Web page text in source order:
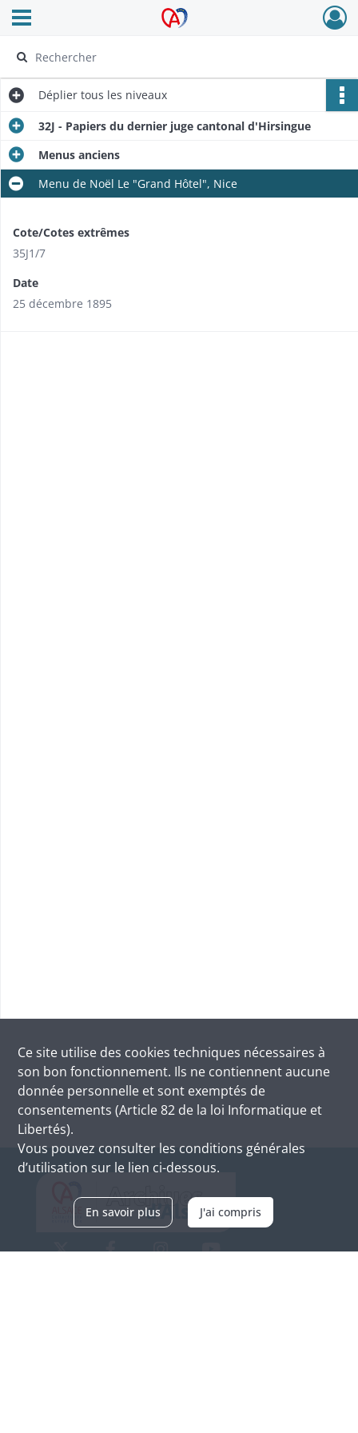
Archives Alsace - Colmar
Ouvrir le menu déroulant
Déplier tous les niveaux
32J - Papiers du dernier juge cantonal d'Hirsingue
Menus anciens
Menu de Noël Le "Grand Hôtel", Nice
Cote/Cotes extrêmes
35J1/7
Date
25 décembre 1895
Ce site utilise des cookies techniques nécessaires à
son bon fonctionnement. Ils ne contiennent aucune
donnée personnelle et sont exemptés de
consentements (Article 82 de la loi Informatique et
Libertés).
Vous pouvez consulter les conditions générales
d’utilisation sur le lien ci-dessous.
En savoir plus J'ai compris